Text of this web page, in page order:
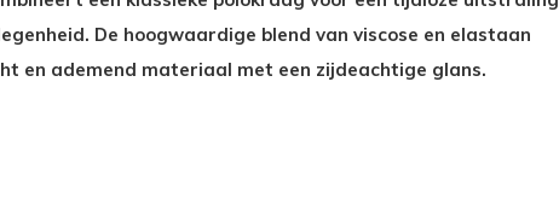
De hoogwaardige blend van viscose en elastaan
en ademend materiaal met een zijdeachtige glans.